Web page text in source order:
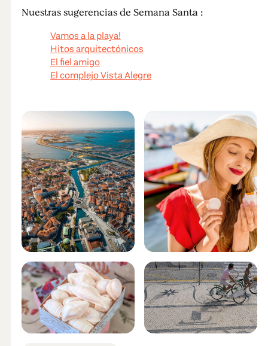
Nuestras sugerencias de Semana Santa :
Vamos a la playa!
Hitos arquitectónicos
El fiel amigo
El complejo Vista Alegre